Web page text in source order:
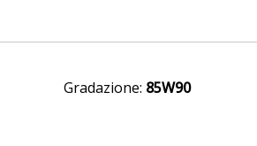
velocità Maggiore
operativiEccellente
Gradazione: 85W90